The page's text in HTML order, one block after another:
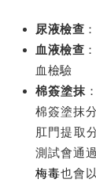
尿液檢查 ：
血液檢查 ：
血檢驗
棉簽塗抹
棉簽塗抹
肛門提取
測試會通
梅毒也會